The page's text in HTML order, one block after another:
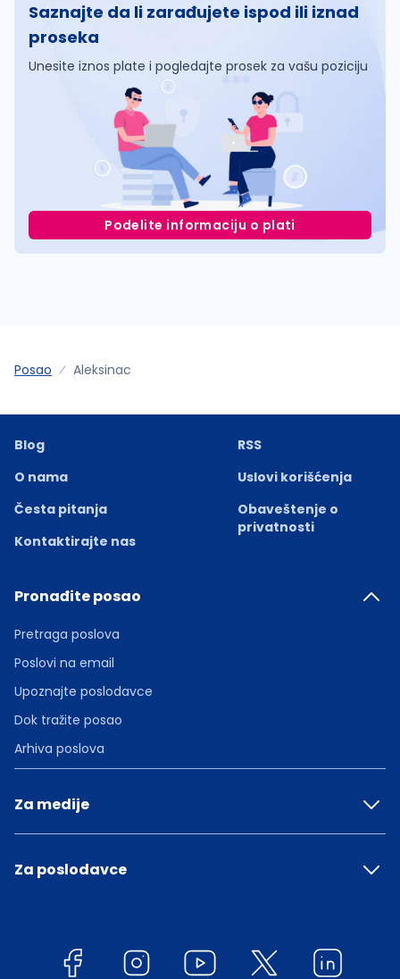
Saznajte da li zarađujete ispod ili iznad
proseka
Unesite iznos plate i pogledajte prosek za vašu poziciju
Podelite informaciju o plati
Posao Aleksinac
Blog
O nama
Česta pitanja
Kontaktirajte nas
RSS
Uslovi korišćenja
Obaveštenje o
privatnosti
Pronađite posao
Pretraga poslova
Poslovi na email
Upoznajte poslodavce
Dok tražite posao
Arhiva poslova
Za medije
Za poslodavce